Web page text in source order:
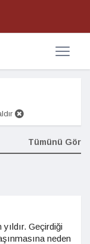
Tümünü Gör
Geçirdiği
neden